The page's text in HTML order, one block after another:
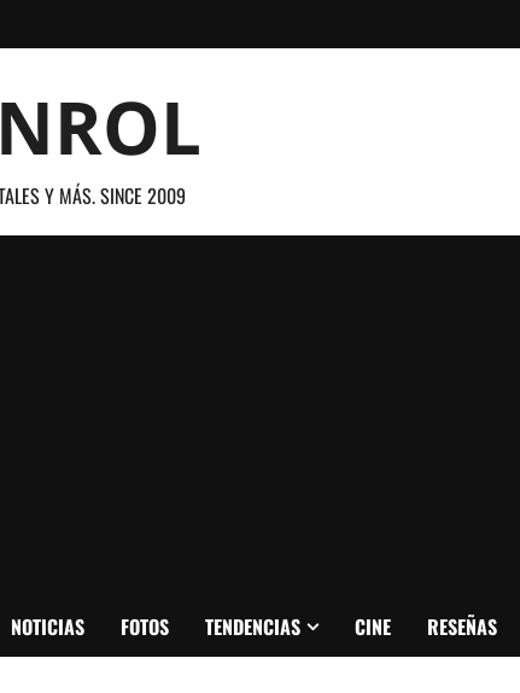
Y MÁS. SINCE 2009
NOTICIAS FOTOS TENDENCIAS CINE RESEÑAS